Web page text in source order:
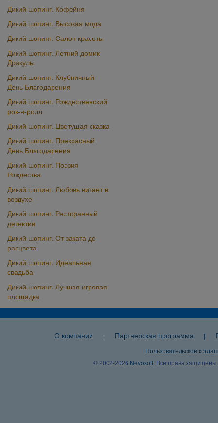
Дикий шопинг. Кофейня
Дикий шопинг. Высокая мода
Дикий шопинг. Салон красоты
Дикий шопинг. Летний домик
Дракулы
Дикий шопинг. Клубничный
День Благодарения
Дикий шопинг. Рождественский
рок-н-ролл
Дикий шопинг. Цветущая сказка
Дикий шопинг. Прекрасный
День Благодарения
Дикий шопинг. Поэзия
Рождества
Дикий шопинг. Любовь витает в
воздухе
Дикий шопинг. Ресторанный
детектив
Дикий шопинг. От заката до
расцвета
Дикий шопинг. Идеальная
свадьба
Дикий шопинг. Лучшая игровая
площадка
О компании | Партнерская программа |
Пользовательское
© 2002-2026 Nevosoft . Все права защищены